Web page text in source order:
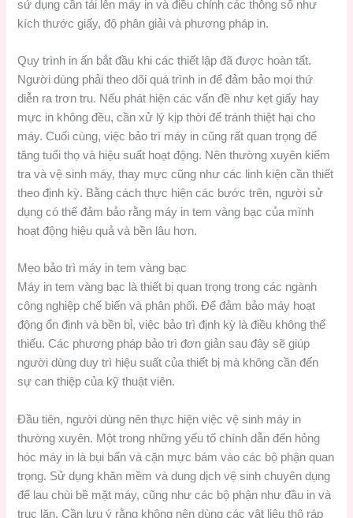
sử dụng cần tải lên máy in và điều chỉnh các thông số như
kích thước giấy, độ phân giải và phương pháp in.
Quy trình in ấn bắt đầu khi các thiết lập đã được hoàn tất.
Người dùng phải theo dõi quá trình in để đảm bảo mọi thứ
diễn ra trơn tru. Nếu phát hiện các vấn đề như kẹt giấy hay
mực in không đều, cần xử lý kịp thời để tránh thiệt hại cho
máy. Cuối cùng, việc bảo trì máy in cũng rất quan trọng để
tăng tuổi thọ và hiệu suất hoạt động. Nên thường xuyên kiểm
tra và vệ sinh máy, thay mực cũng như các linh kiện cần thiết
theo định kỳ. Bằng cách thực hiện các bước trên, người sử
dụng có thể đảm bảo rằng máy in tem vàng bạc của mình
hoạt động hiệu quả và bền lâu hơn.
Mẹo bảo trì máy in tem vàng bạc
Máy in tem vàng bạc là thiết bị quan trọng trong các ngành
công nghiệp chế biến và phân phối. Để đảm bảo máy hoạt
động ổn định và bền bỉ, việc bảo trì định kỳ là điều không thể
thiếu. Các phương pháp bảo trì đơn giản sau đây sẽ giúp
người dùng duy trì hiệu suất của thiết bị mà không cần đến
sự can thiệp của kỹ thuật viên.
Đầu tiên, người dùng nên thực hiện việc vệ sinh máy in
thường xuyên. Một trong những yếu tố chính dẫn đến hỏng
hóc máy in là bụi bẩn và cặn mực bám vào các bộ phận quan
trọng. Sử dụng khăn mềm và dung dịch vệ sinh chuyên dụng
để lau chùi bề mặt máy, cũng như các bộ phận như đầu in và
trục lăn. Cần lưu ý rằng không nên dùng các vật liệu thô ráp